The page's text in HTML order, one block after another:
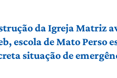
da Igreja Matriz
escola de Mato Perso
situação de